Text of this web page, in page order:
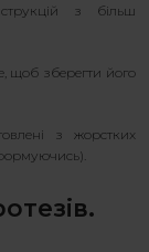
з більш
щоб зберегти його
з жорстких